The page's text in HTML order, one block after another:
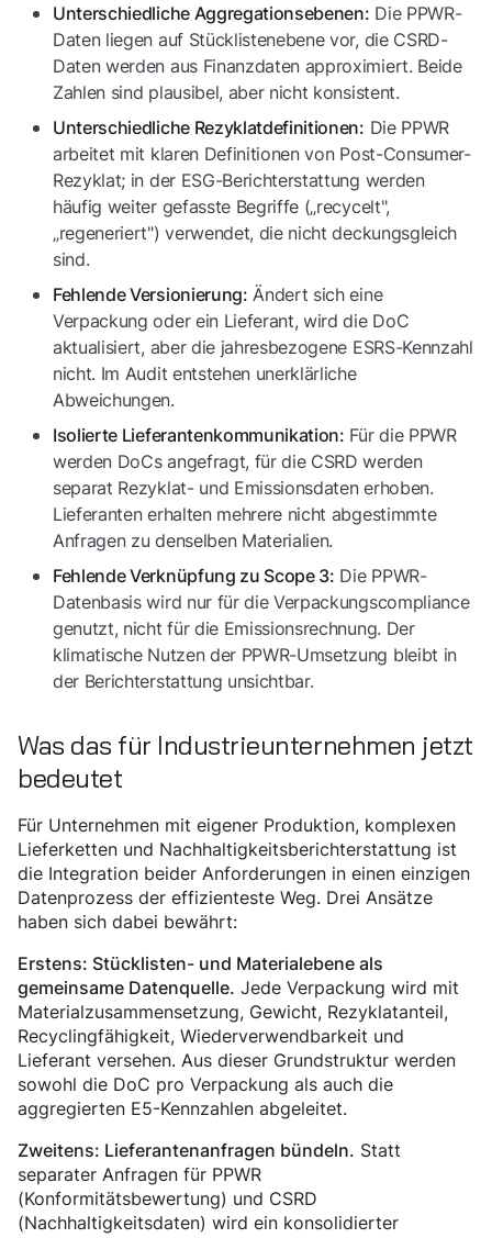
Unterschiedliche Aggregationsebenen: Die PPWR-
Daten liegen auf Stücklistenebene vor, die CSRD-
Daten werden aus Finanzdaten approximiert. Beide
Zahlen sind plausibel, aber nicht konsistent.
Unterschiedliche Rezyklatdefinitionen: Die PPWR
arbeitet mit klaren Definitionen von Post-Consumer-
Rezyklat; in der ESG-Berichterstattung werden
häufig weiter gefasste Begriffe („recycelt",
„regeneriert") verwendet, die nicht deckungsgleich
sind.
Fehlende Versionierung: Ändert sich eine
Verpackung oder ein Lieferant, wird die DoC
aktualisiert, aber die jahresbezogene ESRS-Kennzahl
nicht. Im Audit entstehen unerklärliche
Abweichungen.
Isolierte Lieferantenkommunikation: Für die PPWR
werden DoCs angefragt, für die CSRD werden
separat Rezyklat- und Emissionsdaten erhoben.
Lieferanten erhalten mehrere nicht abgestimmte
Anfragen zu denselben Materialien.
Fehlende Verknüpfung zu Scope 3: Die PPWR-
Datenbasis wird nur für die Verpackungscompliance
genutzt, nicht für die Emissionsrechnung. Der
klimatische Nutzen der PPWR-Umsetzung bleibt in
der Berichterstattung unsichtbar.
Was das für Industrieunternehmen jetzt
bedeutet
Für Unternehmen mit eigener Produktion, komplexen
Lieferketten und Nachhaltigkeitsberichterstattung ist
die Integration beider Anforderungen in einen einzigen
Datenprozess der effizienteste Weg. Drei Ansätze
haben sich dabei bewährt:
Erstens: Stücklisten- und Materialebene als
gemeinsame Datenquelle. Jede Verpackung wird mit
Materialzusammensetzung, Gewicht, Rezyklatanteil,
Recyclingfähigkeit, Wiederverwendbarkeit und
Lieferant versehen. Aus dieser Grundstruktur werden
sowohl die DoC pro Verpackung als auch die
aggregierten E5-Kennzahlen abgeleitet.
Zweitens: Lieferantenanfragen bündeln. Statt
separater Anfragen für PPWR
(Konformitätsbewertung) und CSRD
(Nachhaltigkeitsdaten) wird ein konsolidierter